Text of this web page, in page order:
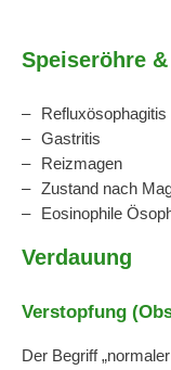
Speiseröhre
Refluxösophagitis
Gastritis
Reizmagen
Zustand nach
Eosinophile
Verdauung
Verstopfung
Der Begriff